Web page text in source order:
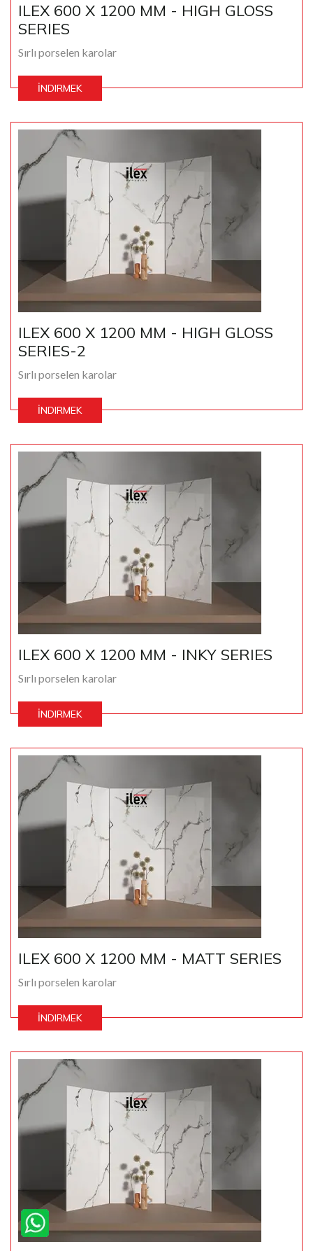
ILEX 600 X 1200 MM - HIGH GLOSS
SERIES
Sırlı porselen karolar
İNDIRMEK
ILEX 600 X 1200 MM - HIGH GLOSS
SERIES-2
Sırlı porselen karolar
İNDIRMEK
ILEX 600 X 1200 MM - INKY SERIES
Sırlı porselen karolar
İNDIRMEK
ILEX 600 X 1200 MM - MATT SERIES
Sırlı porselen karolar
İNDIRMEK